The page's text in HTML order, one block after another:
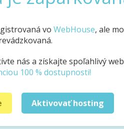
vo WebHouse, ale
nás a získajte spoľahlivý
100 % dostupnosti!
Aktivovať hosting